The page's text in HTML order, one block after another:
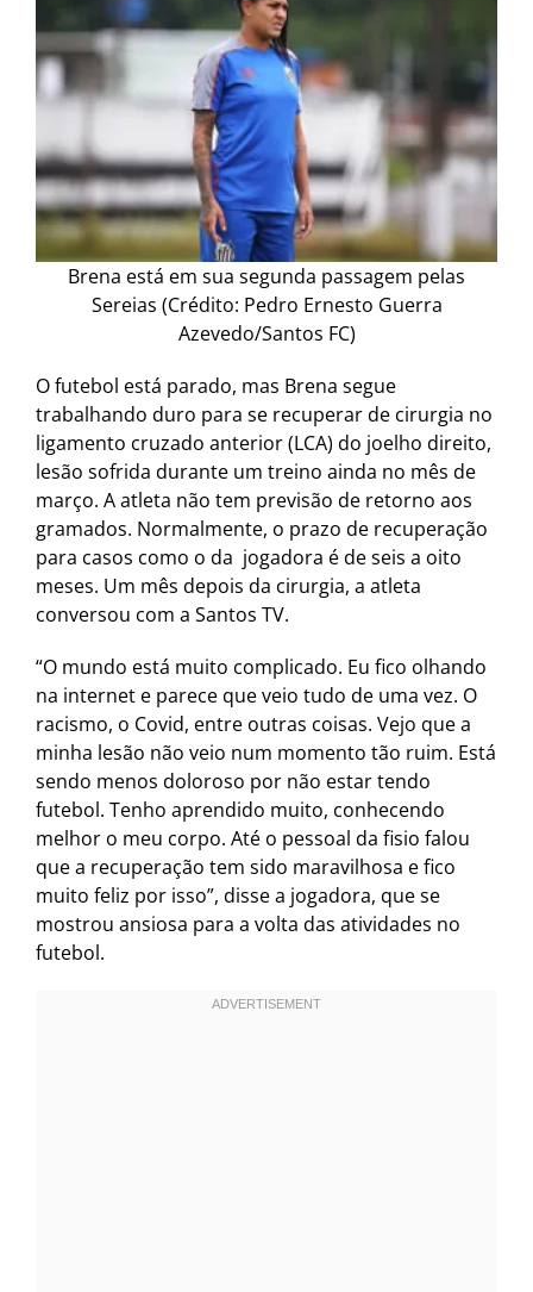
Brena está em sua segunda passagem pelas
Sereias (Crédito: Pedro Ernesto Guerra
Azevedo/Santos FC)
O futebol está parado, mas Brena segue
trabalhando duro para se recuperar de cirurgia no
ligamento cruzado anterior (LCA) do joelho direito,
lesão sofrida durante um treino ainda no mês de
março. A atleta não tem previsão de retorno aos
gramados. Normalmente, o prazo de recuperação
para casos como o da jogadora é de seis a oito
meses. Um mês depois da cirurgia, a atleta
conversou com a Santos TV.
“O mundo está muito complicado. Eu fico olhando
na internet e parece que veio tudo de uma vez. O
racismo, o Covid, entre outras coisas. Vejo que a
minha lesão não veio num momento tão ruim. Está
sendo menos doloroso por não estar tendo
futebol. Tenho aprendido muito, conhecendo
melhor o meu corpo. Até o pessoal da fisio falou
que a recuperação tem sido maravilhosa e fico
muito feliz por isso”, disse a jogadora, que se
mostrou ansiosa para a volta das atividades no
futebol.